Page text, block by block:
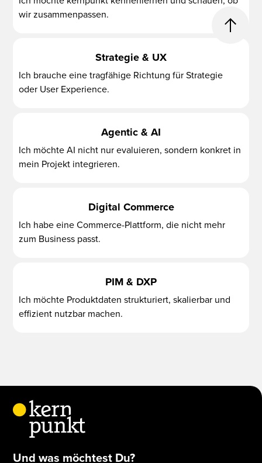
wir zusammenpassen.
Strategie & UX
Ich brauche eine tragfähige Richtung für Strategie
oder User Experience.
Agentic & AI
Ich möchte AI nicht nur evaluieren, sondern konkret in
mein Projekt integrieren.
Digital Commerce
Ich habe eine Commerce-Plattform, die nicht mehr
zum Business passt.
PIM & DXP
Ich möchte Produktdaten strukturiert, skalierbar und
effizient nutzbar machen.
Und was möchtest Du?